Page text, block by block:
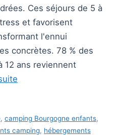
Ces séjours de 5 à
et favorisent
l'ennui
concrètes. 78 % des
12 ans reviennent
, camping Bourgogne enfants,
camping, hébergements